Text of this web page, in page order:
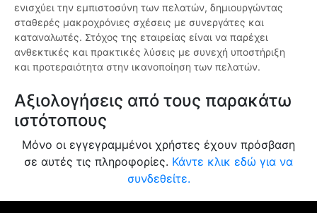
ενισχύει την εμπιστοσύνη των πελατών, δημιουργώντας
σταθερές μακροχρόνιες σχέσεις με συνεργάτες και
καταναλωτές. Στόχος της εταιρείας είναι να παρέχει
ανθεκτικές και πρακτικές λύσεις με συνεχή υποστήριξη
και προτεραιότητα στην ικανοποίηση των πελατών.
Αξιολογήσεις από τους παρακάτω
ιστότοπους
Μόνο οι εγγεγραμμένοι χρήστες έχουν πρόσβαση
σε αυτές τις πληροφορίες. Κάντε κλικ εδώ για να
συνδεθείτε.